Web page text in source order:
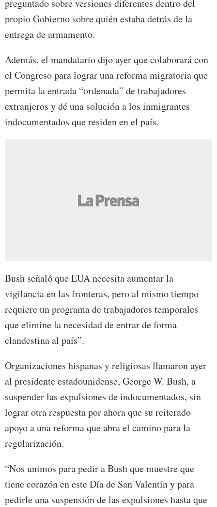
preguntado sobre versiones diferentes dentro del
propio Gobierno sobre quién estaba detrás de la
entrega de armamento.
Además, el mandatario dijo ayer que colaborará con
el Congreso para lograr una reforma migratoria que
permita la entrada “ordenada” de trabajadores
extranjeros y dé una solución a los inmigrantes
indocumentados que residen en el país.
Bush señaló que EUA necesita aumentar la
vigilancia en las fronteras, pero al mismo tiempo
requiere un programa de trabajadores temporales
que elimine la necesidad de entrar de forma
clandestina al país”.
Organizaciones hispanas y religiosas llamaron ayer
al presidente estadounidense, George W. Bush, a
suspender las expulsiones de indocumentados, sin
lograr otra respuesta por ahora que su reiterado
apoyo a una reforma que abra el camino para la
regularización.
“Nos unimos para pedir a Bush que muestre que
tiene corazón en este Día de San Valentín y para
pedirle una suspensión de las expulsiones hasta que